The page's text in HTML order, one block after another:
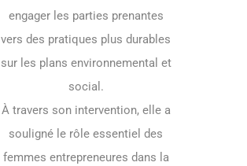
engager les parties prenantes
vers des pratiques plus durables
sur les plans environnemental et
social.
À travers son intervention, elle a
souligné le rôle essentiel des
femmes entrepreneures dans la